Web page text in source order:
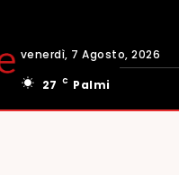
venerdì, 7 Agosto, 2026
27
C Palmi